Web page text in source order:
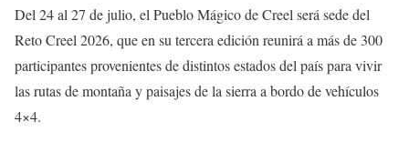
Del 24 al 27 de julio, el Pueblo Mágico de Creel será sede del
Reto Creel 2026, que en su tercera edición reunirá a más de 300
participantes provenientes de distintos estados del país para vivir
las rutas de montaña y paisajes de la sierra a bordo de vehículos
4×4.